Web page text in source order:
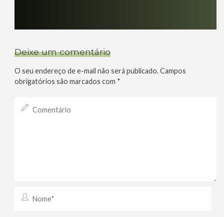
Deixe um comentário
O seu endereço de e-mail não será publicado.Campos
obrigatórios são marcados com *